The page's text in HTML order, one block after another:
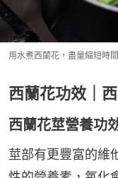
用水煮西蘭花，盡量縮短時
西蘭花功效｜
西蘭花莖營養功
莖部有更豐富的維